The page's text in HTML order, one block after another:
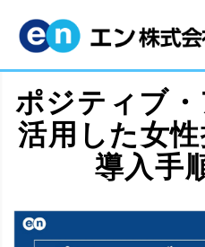
ポジティブ
活用した女性
導入手